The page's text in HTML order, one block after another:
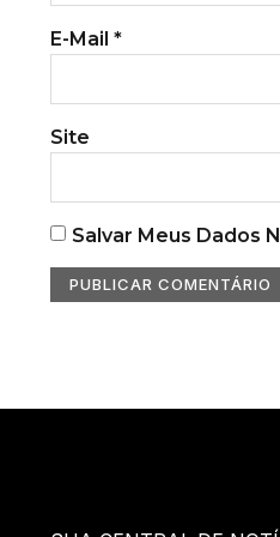
E-Mail *
Site
Salvar Meus Dados